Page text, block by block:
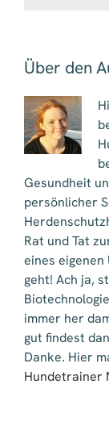
Über den
Gesundheit
persönlicher
Rat und Tat
eines
geht! Ach ja,
immer her
gut findest
Danke. Hier
Hundetrainer